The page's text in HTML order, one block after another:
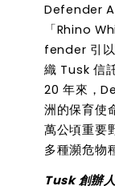
Defender
「Rhino
fender 引
織 Tusk 信
20年來，
洲的保育使
萬公頃重要
多種瀕危物
Tusk創辦